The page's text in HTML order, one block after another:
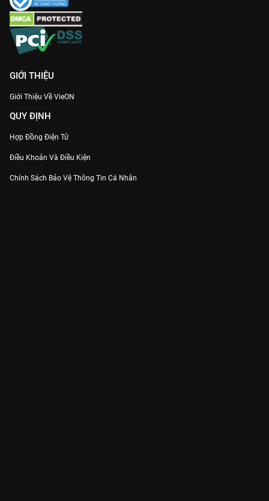
GIỚI THIỆU
Giới Thiệu Về VieON
QUY ĐỊNH
Hợp Đồng Điện Tử
Điều Khoản Và Điều Kiện
Chính Sách Bảo Vệ Thông Tin Cá Nhân